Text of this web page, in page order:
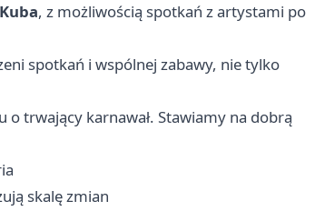
, z możliwością spotkań z artystami po
spotkań i wspólnej zabawy, nie tylko
o trwający karnawał. Stawiamy na dobrą
skalę zmian